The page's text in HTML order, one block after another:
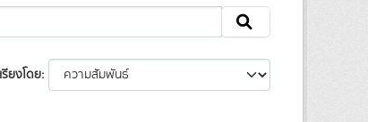
เรียงโดย